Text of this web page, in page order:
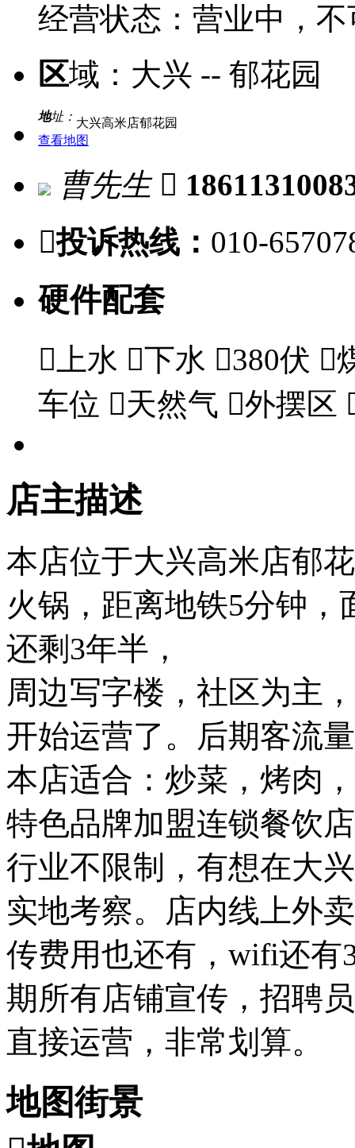
经营状态： 营业中，
区域： 大兴 -- 郁花园
地址： 大兴高米店郁花园
查看地图
曹先生 
投诉热线： 010-
硬件配套
 上水 下水 380伏 
车位 天然气 外摆区
店主描述
本店位于大兴高米店郁
火锅，距离地铁5分钟，
还剩3年半，
周边写字楼，社区为主
开始运营了。后期客流
本店适合：炒菜，烤肉
特色品牌加盟连锁餐饮
行业不限制，有想在大
实地考察。店内线上外
传费用也还有，wifi还有
期所有店铺宣传，招聘
直接运营，非常划算。
地图街景